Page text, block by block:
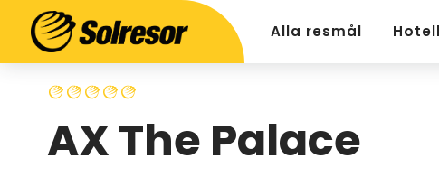
Alla resmål
AX The Palace